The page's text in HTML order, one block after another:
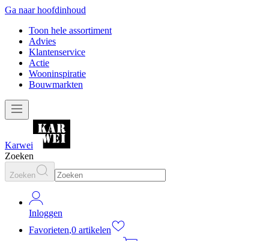
Ga naar hoofdinhoud
Toon hele assortiment
Advies
Klantenservice
Actie
Wooninspiratie
Bouwmarkten
Karwei
Zoeken
Zoeken
Inloggen
Favorieten,0 artikelen